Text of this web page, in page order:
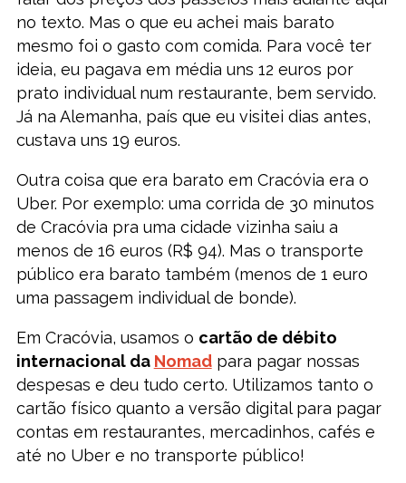
no texto. Mas o que eu achei mais barato
mesmo foi o gasto com comida. Para você ter
ideia, eu pagava em média uns 12 euros por
prato individual num restaurante, bem servido.
Já na Alemanha, país que eu visitei dias antes,
custava uns 19 euros.
Outra coisa que era barato em Cracóvia era o
Uber. Por exemplo: uma corrida de 30 minutos
de Cracóvia pra uma cidade vizinha saiu a
menos de 16 euros (R$ 94). Mas o transporte
público era barato também (menos de 1 euro
uma passagem individual de bonde).
Em Cracóvia, usamos o cartão de débito
internacional da Nomadpara pagar nossas
despesas e deu tudo certo. Utilizamos tanto o
cartão físico quanto a versão digital para pagar
contas em restaurantes, mercadinhos, cafés e
até no Uber e no transporte público!